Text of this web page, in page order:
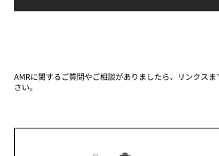
AMRに関するご質問やご相談がありましたら、リンクス
さい。